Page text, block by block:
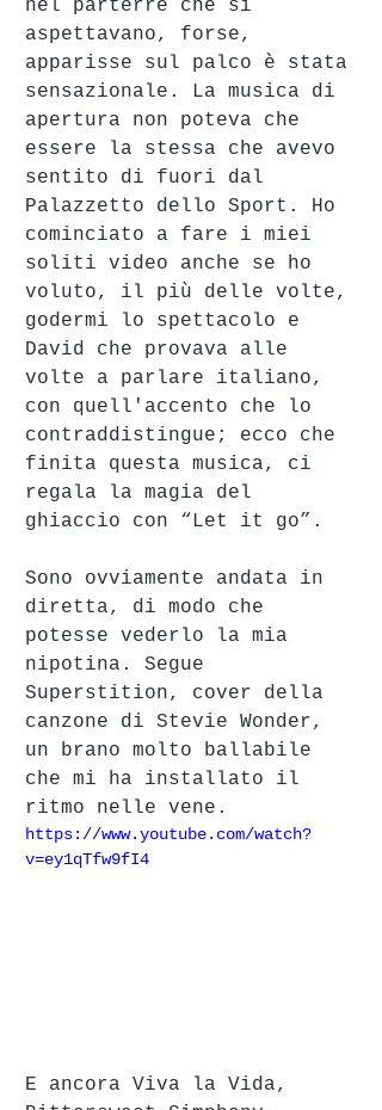
nel parterre che si
aspettavano, forse,
apparisse sul palco è stata
sensazionale. La musica di
apertura non poteva che
essere la stessa che avevo
sentito di fuori dal
Palazzetto dello Sport. Ho
cominciato a fare i miei
soliti video anche se ho
voluto, il più delle volte,
godermi lo spettacolo e
David che provava alle
volte a parlare italiano,
con quell'accento che lo
contraddistingue; ecco che
finita questa musica, ci
regala la magia del
ghiaccio con “Let it go”.
Sono ovviamente andata in
diretta, di modo che
potesse vederlo la mia
nipotina. Segue
Superstition, cover della
canzone di Stevie Wonder,
un brano molto ballabile
che mi ha installato il
ritmo nelle vene.
https://www.youtube.com/watch?
v=ey1qTfw9fI4
E ancora Viva la Vida,